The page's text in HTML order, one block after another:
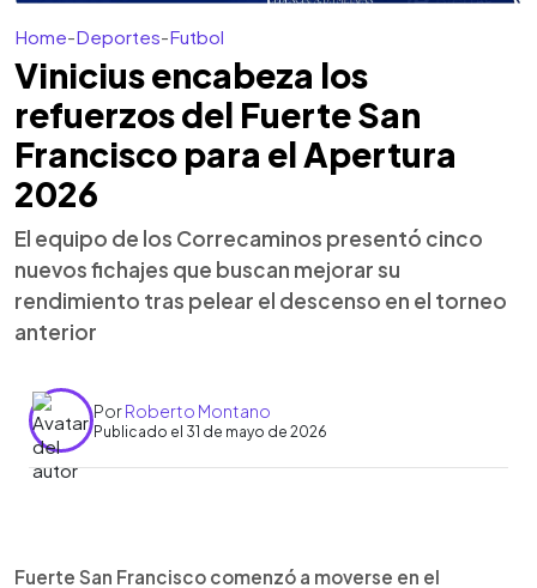
Home-Deportes-Futbol
Vinicius encabeza los
refuerzos del Fuerte San
Francisco para el Apertura
2026
El equipo de los Correcaminos presentó cinco
nuevos fichajes que buscan mejorar su
rendimiento tras pelear el descenso en el torneo
anterior
PorRoberto Montano
Publicado el 31 de mayo de 2026
► Escuchar artículo
Fuerte San Francisco anunció cinco refuerzos de
Fuerte San Francisco comenzó a moverse en el